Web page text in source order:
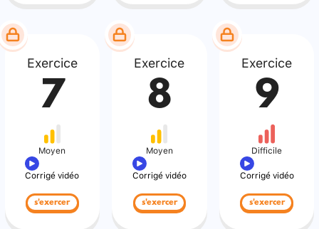
Exercice
7
Moyen
Corrigé vidéo
s'exercer
Exercice
8
Moyen
Corrigé vidéo
s'exercer
Exercice
9
Difficile
Corrigé vidéo
s'exercer